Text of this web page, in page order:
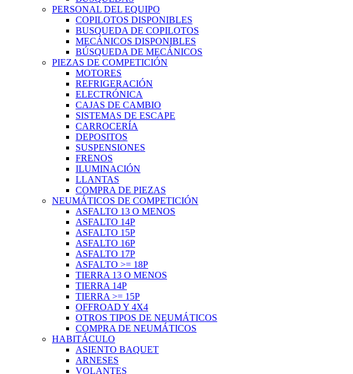
PERSONAL DEL EQUIPO
COPILOTOS DISPONIBLES
BUSQUEDA DE COPILOTOS
MECÁNICOS DISPONIBLES
BÚSQUEDA DE MECÁNICOS
PIEZAS DE COMPETICIÓN
MOTORES
REFRIGERACIÓN
ELECTRÓNICA
CAJAS DE CAMBIO
SISTEMAS DE ESCAPE
CARROCERÍA
DEPOSITOS
SUSPENSIONES
FRENOS
ILUMINACIÓN
LLANTAS
COMPRA DE PIEZAS
NEUMÁTICOS DE COMPETICIÓN
ASFALTO 13 O MENOS
ASFALTO 14P
ASFALTO 15P
ASFALTO 16P
ASFALTO 17P
ASFALTO >= 18P
TIERRA 13 O MENOS
TIERRA 14P
TIERRA >= 15P
OFFROAD Y 4X4
OTROS TIPOS DE NEUMÁTICOS
COMPRA DE NEUMÁTICOS
HABITÁCULO
ASIENTO BAQUET
ARNESES
VOLANTES